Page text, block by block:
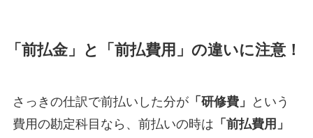
「前払金」と「前払費用」の違いに注意！
さっきの仕訳で前払いした分が「研修費」
という
費用の勘定科目なら、前払いの時は 「前払費用」